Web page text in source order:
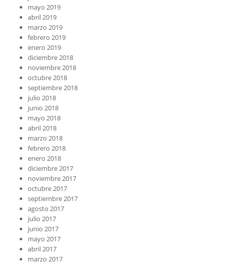
mayo 2019
abril 2019
marzo 2019
febrero 2019
enero 2019
diciembre 2018
noviembre 2018
octubre 2018
septiembre 2018
julio 2018
junio 2018
mayo 2018
abril 2018
marzo 2018
febrero 2018
enero 2018
diciembre 2017
noviembre 2017
octubre 2017
septiembre 2017
agosto 2017
julio 2017
junio 2017
mayo 2017
abril 2017
marzo 2017